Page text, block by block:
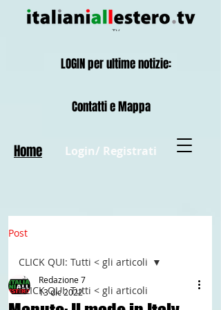
Login/ Registrati
Contatti e Mappa
Home
LOGIN per ultime notizie:
Post
CLICK QUI: Tutti < gli articoli
CLICK QUI: Tutti < gli articoli
Redazione 7
13 dic 2022